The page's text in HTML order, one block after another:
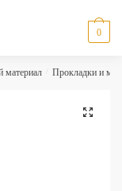
0
материал Прокладки и
🔍